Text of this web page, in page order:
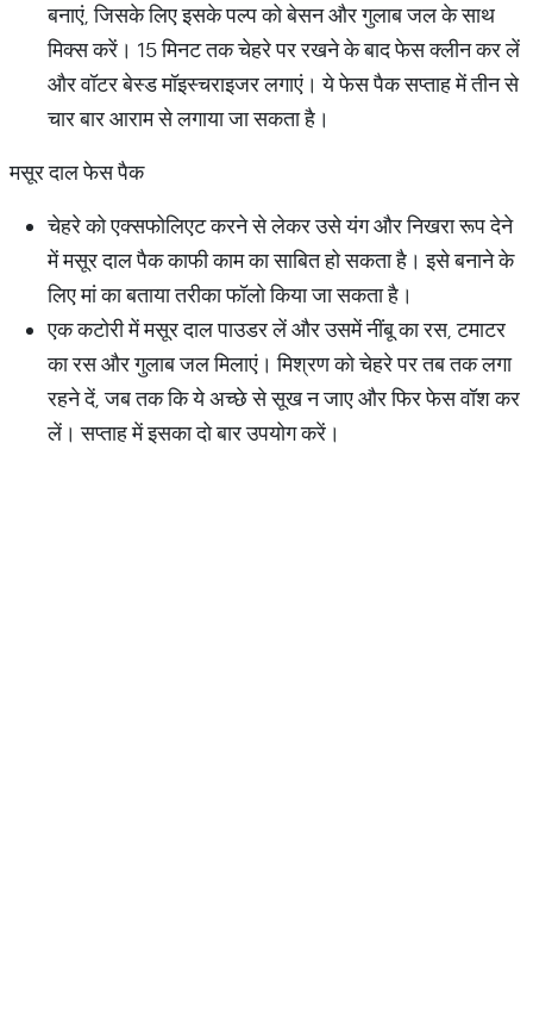
बनाएं, जिसके लिए इसके पल्प को बेसन और गुलाब जल के साथ
मिक्स करें। 15 मिनट तक चेहरे पर रखने के बाद फेस क्लीन कर लें
और वॉटर बेस्ड मॉइस्चराइजर लगाएं। ये फेस पैक सप्ताह में तीन से
चार बार आराम से लगाया जा सकता है।
मसूर दाल फेस पैक
चेहरे को एक्सफोलिएट करने से लेकर उसे यंग और निखरा रूप देने
में मसूर दाल पैक काफी काम का साबित हो सकता है। इसे बनाने के
लिए मां का बताया तरीका फॉलो किया जा सकता है।
एक कटोरी में मसूर दाल पाउडर लें और उसमें नींबू का रस, टमाटर
का रस और गुलाब जल मिलाएं। मिश्रण को चेहरे पर तब तक लगा
रहने दें, जब तक कि ये अच्छे से सूख न जाए और फिर फेस वॉश कर
लें। सप्ताह में इसका दो बार उपयोग करें।